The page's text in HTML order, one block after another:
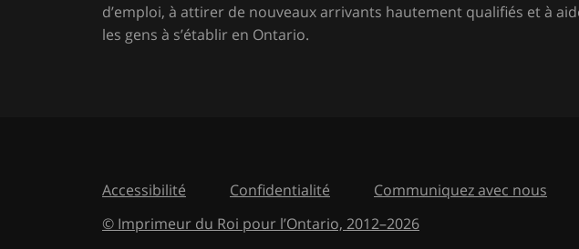
d’emploi, à attirer de nouveaux arrivants hautement qualifiés et à
les gens à s’établir en Ontario.
Accessibilité Confidentialité
Communiquez avec nous
© Imprimeur du Roi pour l’Ontario, 2012–to
2026